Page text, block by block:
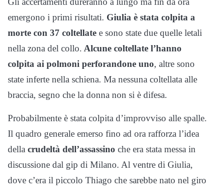
emergono i primi risultati. Giulia è stata colpita a
morte con 37 coltellate e sono state due quelle letali
nella zona del collo. Alcune coltellate l’hanno
colpita ai polmoni perforandone uno, altre sono
state inferte nella schiena. Ma nessuna coltellata alle
braccia, segno che la donna non si è difesa.
Probabilmente è stata colpita d’improvviso alle spalle.
Il quadro generale emerso fino ad ora rafforza l’idea
della crudeltà dell’assassino che era stata messa in
discussione dal gip di Milano. Al ventre di Giulia,
dove c’era il piccolo Thiago che sarebbe nato nel giro